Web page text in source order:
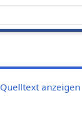
Quelltext anzeigen